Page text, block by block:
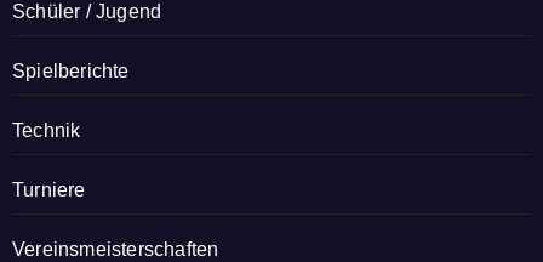
Schüler / Jugend
Spielberichte
Technik
Turniere
Vereinsmeisterschaften